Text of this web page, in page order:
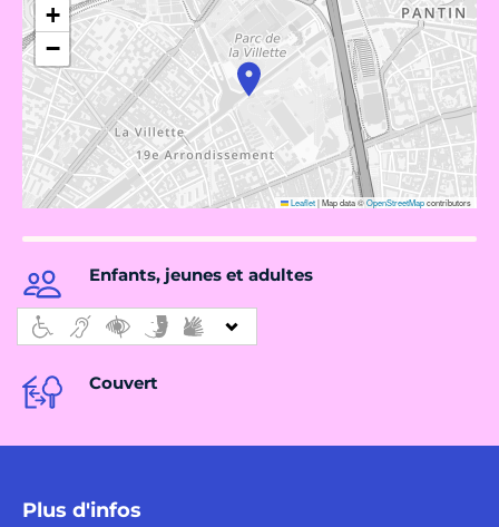
+
−
Leaflet|Map data ©OpenStreetMapcontributors
Enfants, jeunes et adultes
Couvert
Plus d'infos